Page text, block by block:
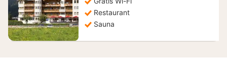
€
Restaurant
Sauna